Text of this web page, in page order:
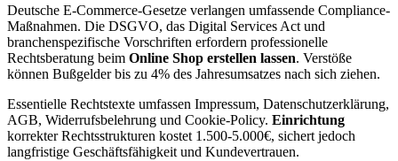
Deutsche E-Commerce-Gesetze verlangen umfassende Compliance-
Maßnahmen. Die DSGVO, das Digital Services Act und
branchenspezifische Vorschriften erfordern professionelle
Rechtsberatung beim Online Shop erstellen lassen. Verstöße
können Bußgelder bis zu 4% des Jahresumsatzes nach sich ziehen.
Essentielle Rechtstexte umfassen Impressum, Datenschutzerklärung,
AGB, Widerrufsbelehrung und Cookie-Policy. Einrichtung
korrekter Rechtsstrukturen kostet 1.500-5.000€, sichert jedoch
langfristige Geschäftsfähigkeit und Kundevertrauen.